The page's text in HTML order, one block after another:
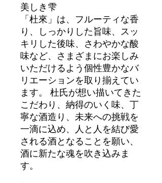
美しき雫
「杜來」は、フルーティな香
り、しっかりした旨味、スッ
キリした後味、さわやかな酸
味など、さまざまにお楽しみ
いただけるよう個性豊かなバ
リエーションを取り揃えてい
ます。 杜氏が想い描いてきた
こだわり、納得のいく味、丁
寧な酒造り、未来への挑戦を
一滴に込め、人と人を結び愛
される酒となることを願い、
酒に新たな魂を吹き込みま
す。